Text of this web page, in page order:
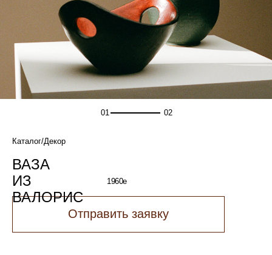
Отправить заявку
ВАЗА
ИЗ
ВАЛОРИС
Каталог/Декор
01 02
1960е